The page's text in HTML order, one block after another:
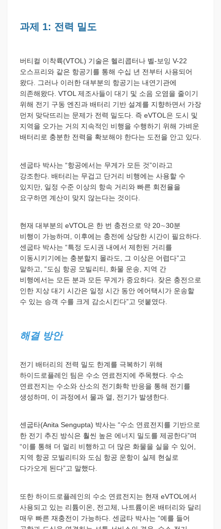
과제 1: 전력 밀도
버티컬 이착륙(VTOL) 기술은 헬리콥터나 벨-보잉 V-22
오스프리와 같은 항공기를 통해 수십 년 전부터 사용되어
왔다. 그러나 이러한 대부분의 항공기는 내연기관에
의존해왔다. VTOL 제조사들이 대기 및 소음 오염을 줄이기
위해 전기 구동 엔진과 배터리 기반 설계를 지향하면서 가장
먼저 맞닥뜨리는 문제가 전력 밀도다. 즉 eVTOL은 도시 및
지역을 오가는 거의 지속적인 비행을 수행하기 위해 가벼운
배터리로 충분한 전력을 확보해야 한다는 도전을 안고 있다.
센굽타 박사는 “항공에서는 무게가 모든 것”이라고
강조한다. 배터리는 무겁고 단거리 비행에는 사용할 수
있지만, 일정 수준 이상의 항속 거리와 빠른 회전율을
요구하면 계산이 맞지 않는다는 것이다.
현재 대부분의 eVTOL은 한 번 충전으로 약 20∼30분
비행이 가능하며, 이후에는 충전에 상당한 시간이 필요하다.
센굽타 박사는 “특정 도시권 내에서 제한된 거리를
이동시키기에는 충분할지 몰라도, 그 이상은 어렵다”고
말하고, “도심 항공 모빌리티, 화물 운송, 지역 간
비행에서는 모든 분과 모든 무게가 중요하다. 잦은 충전으로
인한 지상 대기 시간은 일정 시간 동안 에어택시가 운송할
수 있는 승객 수를 크게 감소시킨다”고 덧붙였다.
해결 방안
전기 배터리의 전력 밀도 한계를 극복하기 위해
하이드로플레인 팀은 수소 연료전지에 주목했다. 수소
연료전지는 수소와 산소의 전기화학 반응을 통해 전기를
생성하며, 이 과정에서 물과 열, 전기가 발생한다.
센굽타(Anita Sengupta) 박사는 “수소 연료전지를 기반으로
한 전기 추진 방식은 훨씬 높은 에너지 밀도를 제공한다”며
“이를 통해 더 멀리 비행하고 더 많은 화물을 실을 수 있어,
지역 항공 모빌리티와 도심 항공 운항이 실제 현실로
다가오게 된다”고 말했다.
또한 하이드로플레인의 수소 연료전지는 현재 eVTOL에서
사용되고 있는 리튬이온, 전고체, 나트륨이온 배터리와 달리
매우 빠른 재충전이 가능하다. 센굽타 박사는 “예를 들어